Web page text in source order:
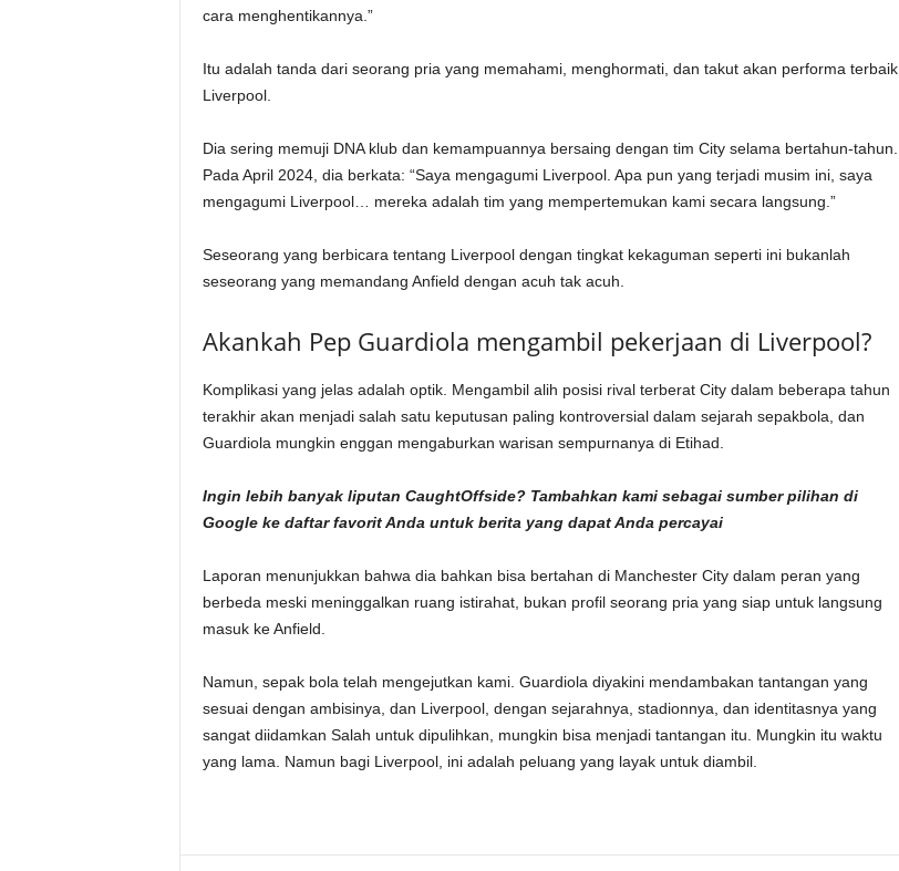
cara menghentikannya.”
Itu adalah tanda dari seorang pria yang memahami, menghormati, dan takut akan performa terbaik
Liverpool.
Dia sering memuji DNA klub dan kemampuannya bersaing dengan tim City selama bertahun-tahun.
Pada April 2024, dia berkata: “Saya mengagumi Liverpool. Apa pun yang terjadi musim ini, saya
mengagumi Liverpool… mereka adalah tim yang mempertemukan kami secara langsung.”
Seseorang yang berbicara tentang Liverpool dengan tingkat kekaguman seperti ini bukanlah
seseorang yang memandang Anfield dengan acuh tak acuh.
Akankah Pep Guardiola mengambil pekerjaan di Liverpool?
Komplikasi yang jelas adalah optik. Mengambil alih posisi rival terberat City dalam beberapa tahun
terakhir akan menjadi salah satu keputusan paling kontroversial dalam sejarah sepakbola, dan
Guardiola mungkin enggan mengaburkan warisan sempurnanya di Etihad.
Ingin lebih banyak liputan CaughtOffside? Tambahkan kami sebagai sumber pilihan di
Google ke daftar favorit Anda untuk berita yang dapat Anda percayai
Laporan menunjukkan bahwa dia bahkan bisa bertahan di Manchester City dalam peran yang
berbeda meski meninggalkan ruang istirahat, bukan profil seorang pria yang siap untuk langsung
masuk ke Anfield.
Namun, sepak bola telah mengejutkan kami. Guardiola diyakini mendambakan tantangan yang
sesuai dengan ambisinya, dan Liverpool, dengan sejarahnya, stadionnya, dan identitasnya yang
sangat diidamkan Salah untuk dipulihkan, mungkin bisa menjadi tantangan itu. Mungkin itu waktu
yang lama. Namun bagi Liverpool, ini adalah peluang yang layak untuk diambil.